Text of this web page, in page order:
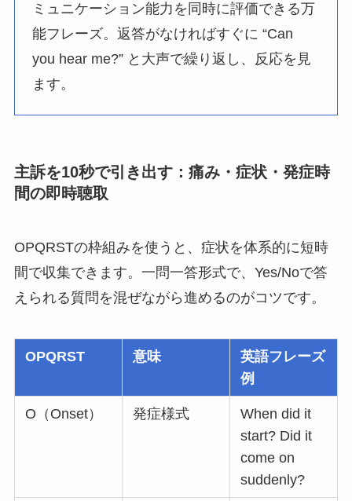
ミュニケーション能力を同時に評価できる万
能フレーズ。返答がなければすぐに “Can
you hear me?” と大声で繰り返し、反応を見
ます。
主訴を10秒で引き出す：痛み・症状・発症時
間の即時聴取
OPQRSTの枠組みを使うと、症状を体系的に短時
間で収集できます。一問一答形式で、Yes/Noで答
えられる質問を混ぜながら進めるのがコツです。
OPQRST 意味
英語フレーズ
例
O（Onset） 発症様式
When did it
start? Did it
come on
suddenly?